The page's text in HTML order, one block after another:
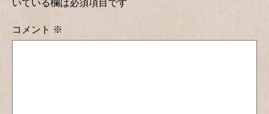
いている欄は必須項目です
コメント ※